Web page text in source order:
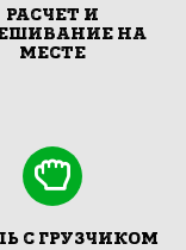
РАСЧЕТ И
НА
МЕСТЕ
С ГРУЗЧИКОМ